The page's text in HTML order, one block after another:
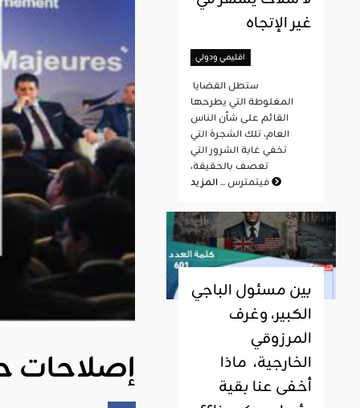
إصلاحات
غير الإتجاه
اقليمي ودولي
المغلوطة التي يطرحها
القائم على شأن الناس
العام، تلك الشجرة التي
تخفي غابة الشرور التي
تعصف بالحقيقة،
فيتمترس ...المزيد
بين مسئول الباجي
الكبير، وغرف
المرزوقي
الخارجية، ماذا
أخفى عنا بقية